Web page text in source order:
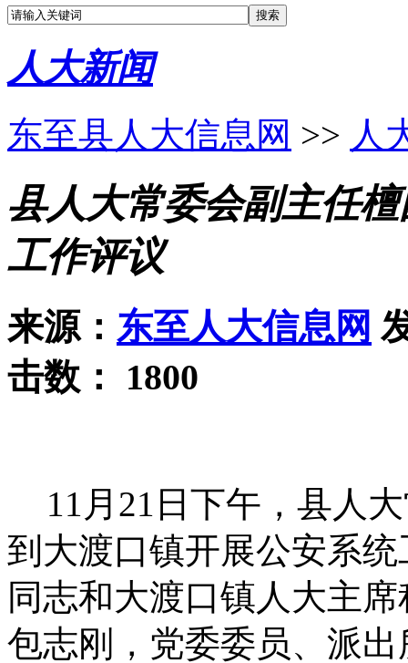
人大新闻
东至县人大信息网 >> 人
县人大常委会副主任
工作评议
来源： 东至人大信息网
击数： 1800
11月21日下午，县人
到大渡口镇开展公安系
同志和大渡口镇人大主
包志刚，党委委员、派